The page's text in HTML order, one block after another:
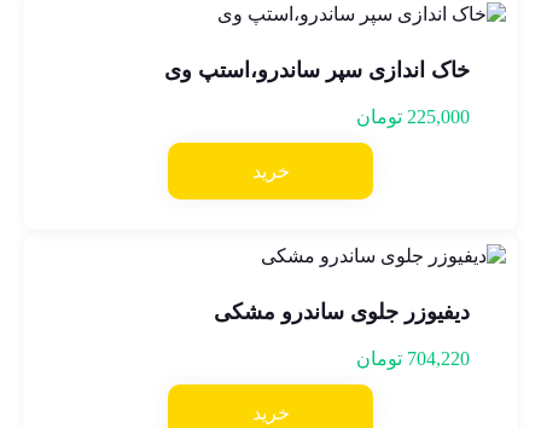
خاک اندازی سپر ساندرو،استپ وی
225,000 تومان
خرید
دیفیوزر جلوی ساندرو مشکی
704,220 تومان
خرید